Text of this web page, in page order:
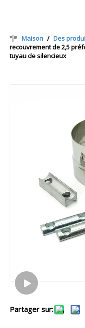
Maison / Des
recouvrement de 2,5
tuyau de silencieux
Partager sur: